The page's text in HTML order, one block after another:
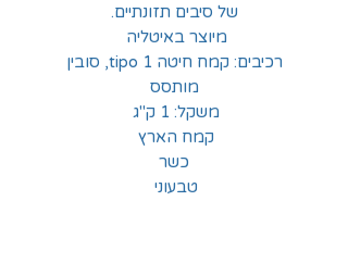
של סיבים תזונתיים.
מיוצר באיטליה
רכיבים: קמח חיטה tipo 1, סובין
מותסס
משקל: 1 ק"ג
קמח הארץ
כשר
טבעוני